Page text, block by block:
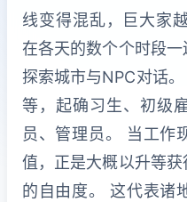
线变得混乱，巨大家
在各天的数个个时段
探索城市与NPC对话
等，起确习生、初级
员、管理员。 当工作
值，正是大概以升等
的自由度。 这代表诸